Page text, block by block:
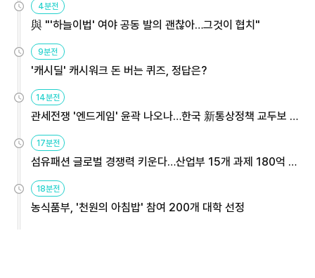
4분전
與 "'하늘이법' 여야 공동 발의 괜찮아…그것이 협치"
9분전
'캐시딜' 캐시워크 돈 버는 퀴즈, 정답은?
14분전
관세전쟁 '엔드게임' 윤곽 나오나…한국 新통상정책 교두보 활
17분전
섬유패션 글로벌 경쟁력 키운다…산업부 15개 과제 180억 지
18분전
농식품부, '천원의 아침밥' 참여 200개 대학 선정